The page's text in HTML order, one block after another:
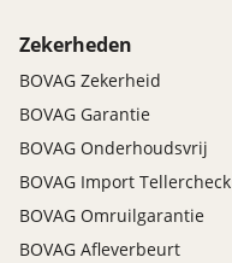
Zekerheden
BOVAG Zekerheid
BOVAG Garantie
BOVAG Onderhoudsvrij
BOVAG Import Tellercheck
BOVAG Omruilgarantie
BOVAG Afleverbeurt